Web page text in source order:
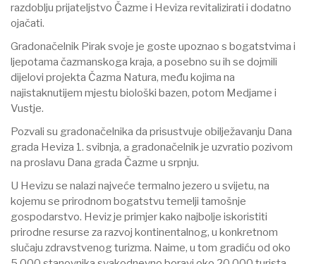
razdoblju prijateljstvo Čazme i Heviza revitalizirati i dodatno
ojačati.
Gradonačelnik Pirak svoje je goste upoznao s bogatstvima i
ljepotama čazmanskoga kraja, a posebno su ih se dojmili
dijelovi projekta Čazma Natura, među kojima na
najistaknutijem mjestu biološki bazen, potom Medjame i
Vustje.
Pozvali su gradonačelnika da prisustvuje obilježavanju Dana
grada Heviza 1. svibnja, a gradonačelnik je uzvratio pozivom
na proslavu Dana grada Čazme u srpnju.
U Hevizu se nalazi najveće termalno jezero u svijetu, na
kojemu se prirodnom bogatstvu temelji tamošnje
gospodarstvo. Heviz je primjer kako najbolje iskoristiti
prirodne resurse za razvoj kontinentalnog, u konkretnom
slučaju zdravstvenog turizma. Naime, u tom gradiću od oko